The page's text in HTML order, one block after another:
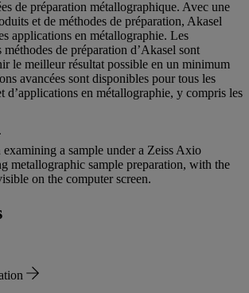
de préparation métallographique. Avec une
et de méthodes de préparation, Akasel
applications en métallographie. Les
méthodes de préparation d’Akasel sont
le meilleur résultat possible en un minimum
avancées sont disponibles pour tous les
d’applications en métallographie, y compris les